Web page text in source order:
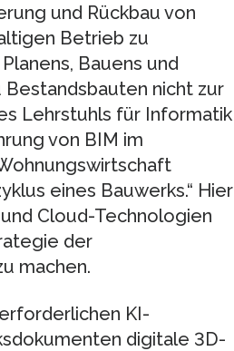
und Rückbau von
Betrieb zu
Bauens und
nicht zur
Lehrstuhls für Informatik
von BIM im
eines Bauwerks.“ Hier
Cloud-Technologien
der
machen.
KI-
digitale 3D-